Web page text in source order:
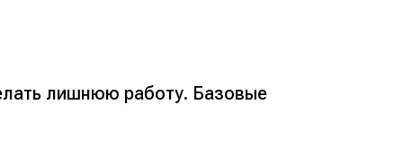
лишнюю работу. Базовые